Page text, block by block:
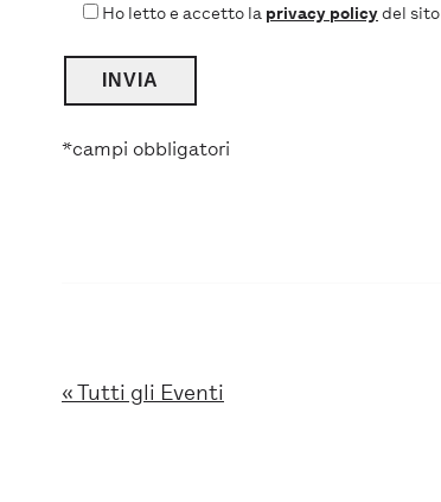
Ho letto e accetto la privacy policydel sito
*campi obbligatori
« Tutti gli Eventi